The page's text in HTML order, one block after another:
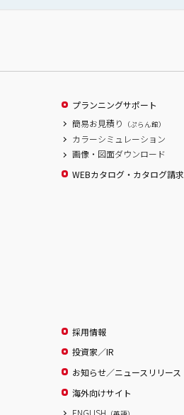
プランニングサポート
簡易お見積り
（ぷらん館）
カラーシミュレーション
画像・図面ダウンロード
WEBカタログ・カタログ請求
採用情報
投資家／IR
お知らせ／ニュースリリース
海外向けサイト